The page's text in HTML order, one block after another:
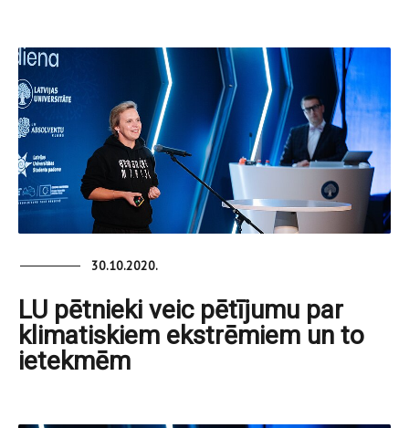
30.10.2020.
LU pētnieki veic pētījumu par
klimatiskiem ekstrēmiem un to
ietekmēm